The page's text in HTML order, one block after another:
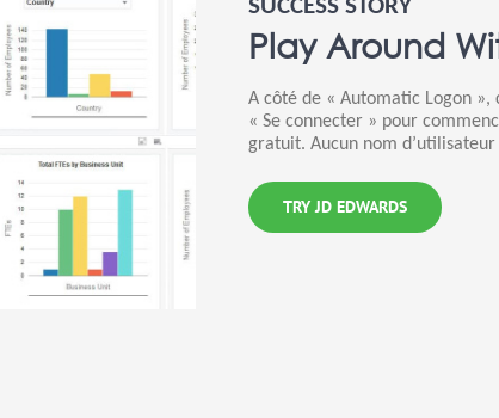
SUCCESS STORY
Play Around
A côté de « Automatic Logon
« Se connecter » pour
gratuit. Aucun nom d’utilisateur
TRY JD EDWARDS